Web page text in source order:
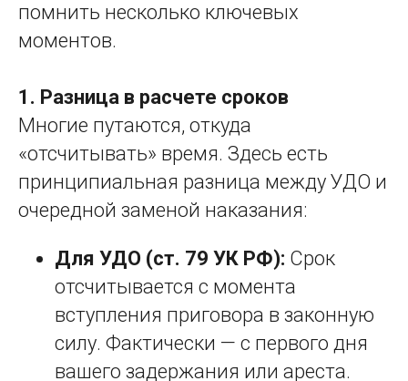
помнить несколько ключевых
моментов.
1. Разница в расчете сроков
Многие путаются, откуда
«отсчитывать» время. Здесь есть
принципиальная разница между УДО и
очередной заменой наказания:
Для УДО (ст. 79 УК РФ): Срок
отсчитывается с момента
вступления приговора в законную
силу. Фактически — с первого дня
вашего задержания или ареста.